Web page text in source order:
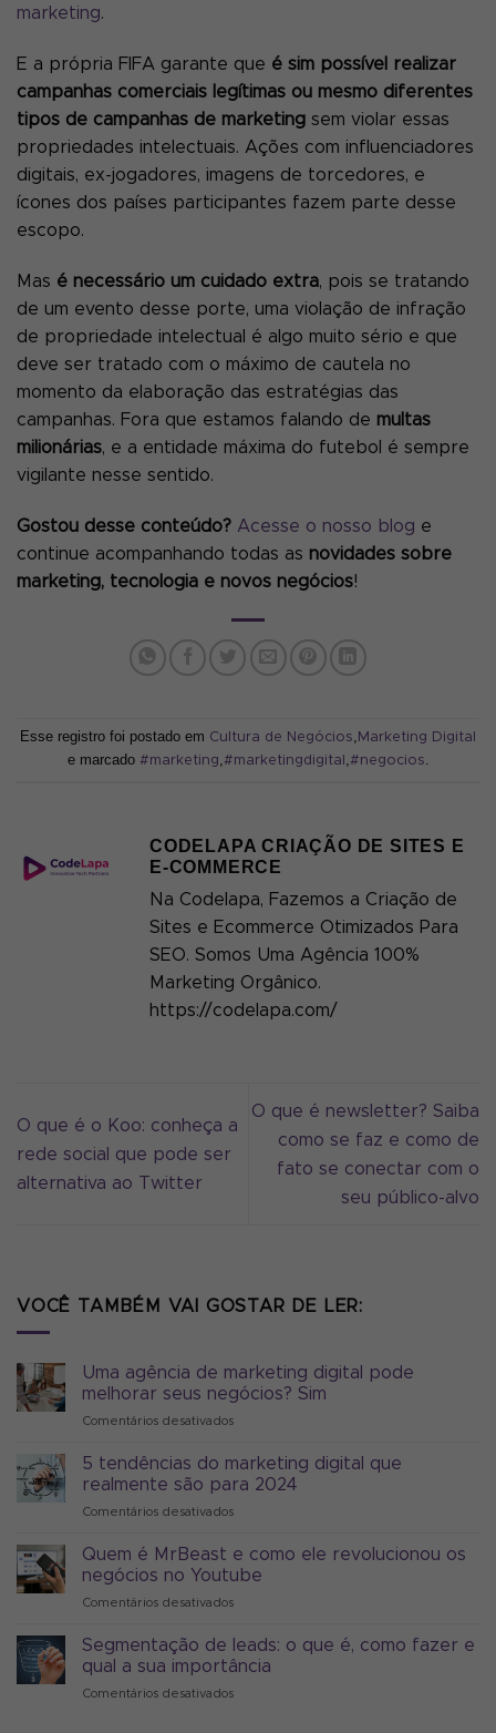
marketing.
E a própria FIFA garante que é sim possível realizar
campanhas comerciais legítimas ou mesmo diferentes
tipos de campanhas de marketing sem violar essas
propriedades intelectuais. Ações com influenciadores
digitais, ex-jogadores, imagens de torcedores, e
ícones dos países participantes fazem parte desse
escopo.
Mas é necessário um cuidado extra, pois se tratando
de um evento desse porte, uma violação de infração
de propriedade intelectual é algo muito sério e que
deve ser tratado com o máximo de cautela no
momento da elaboração das estratégias das
campanhas. Fora que estamos falando de multas
milionárias, e a entidade máxima do futebol é sempre
vigilante nesse sentido.
Gostou desse conteúdo? Acesse o nosso blog e
continue acompanhando todas as novidades sobre
marketing, tecnologia e novos negócios!
Esse registro foi postado em Cultura de Negócios Marketing Digital
e marcado #marketing #marketingdigital #negocios
CODELAPA CRIAÇÃO DE SITES E
E-COMMERCE
Na Codelapa, Fazemos a Criação de
Sites e Ecommerce Otimizados Para
SEO. Somos Uma Agência 100%
Marketing Orgânico.
https://codelapa.com/
O que é o Koo: conheça a
rede social que pode ser
alternativa ao Twitter
O que é newsletter? Saiba
como se faz e como de
fato se conectar com o
seu público-alvo
VOCÊ TAMBÉM VAI GOSTAR DE LER:
Uma agência de marketing digital pode
melhorar seus negócios? Sim
Comentários desativados
agência
de
melhorar
seus
5 tendências do marketing digital que
realmente são para 2024
Comentários desativados
tendências
do
realmente
são
Quem é MrBeast e como ele revolucionou os
negócios no Youtube
Comentários desativados
é
MrBeast
Segmentação de leads: o que é, como fazer e
qual a sua importância
Comentários desativados